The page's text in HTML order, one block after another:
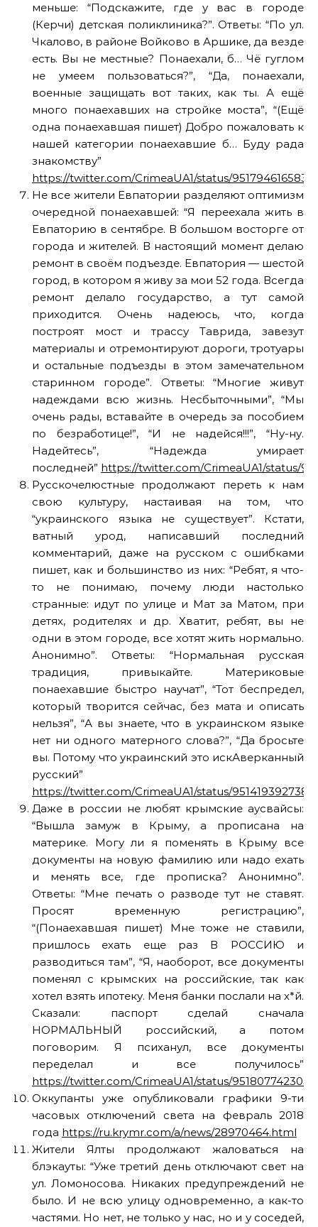
меньше: “Подскажите, где у вас в городе
(Керчи) детская поликлиника?”. Ответы: “По ул.
Чкалово, в районе Войково в Аршике, да везде
есть. Вы не местные? Понаехали, б… Чё гуглом
не умеем пользоваться?”, “Да, понаехали,
военные защищать вот таких, как ты. А ещё
много понаехавших на стройке моста”, “(Ещё
одна понаехавшая пишет) Добро пожаловать к
нашей категории понаехавшие б… Буду рада
знакомству”
https://twitter.com/CrimeaUA1/status/
Не все жители Евпатории разделяют оптимизм
очередной понаехавшей: “Я переехала жить в
Евпаторию в сентябре. В большом восторге от
города и жителей. В настоящий момент делаю
ремонт в своём подъезде. Евпатория — шестой
город, в котором я живу за мои 52 года. Всегда
ремонт делало государство, а тут самой
приходится. Очень надеюсь, что, когда
построят мост и трассу Таврида, завезут
материалы и отремонтируют дороги, тротуары
и остальные подъезды в этом замечательном
старинном городе”. Ответы: “Многие живут
надеждами всю жизнь. Несбыточными”, “Мы
очень рады, вставайте в очередь за пособием
по безработице!”, “И не надейся!!!”, “Ну-ну.
Надейтесь”, “Надежда умирает
последней” https://twitter.com/CrimeaUA1/status/
Русскочелюстные продолжают переть к нам
свою культуру, настаивая на том, что
“украинского языка не существует”. Кстати,
ватный урод, написавший последний
комментарий, даже на русском с ошибками
пишет, как и большинство из них: “Ребят, я что-
то не понимаю, почему люди настолько
странные: идут по улице и Мат за Матом, при
детях, родителях и др. Хватит, ребят, вы не
одни в этом городе, все хотят жить нормально.
Анонимно”. Ответы: “Нормальная русская
традиция, привыкайте. Материковые
понаехавшие быстро научат”, “Тот беспредел,
который творится сейчас, без мата и описать
нельзя”, “А вы знаете, что в украинском языке
нет ни одного матерного слова?”, “Да бросьте
вы. Потому что украинский это искАверканный
русский”
https://twitter.com/CrimeaUA1/status/
Даже в россии не любят крымские аусвайсы:
“Вышла замуж в Крыму, а прописана на
материке. Могу ли я поменять в Крыму все
документы на новую фамилию или надо ехать
и менять все, где прописка? Анонимно”.
Ответы: “Мне печать о разводе тут не ставят.
Просят временную регистрацию”,
“(Понаехавшая пишет) Мне тоже не ставили,
пришлось ехать еще раз В РОССИЮ и
разводиться там”, “Я, наоборот, все документы
поменял с крымских на российские, так как
хотел взять ипотеку. Меня банки послали на х*й.
Сказали: паспорт сделай сначала
НОРМАЛЬНЫЙ российский, а потом
поговорим. Я психанул, все документы
переделал и все получилось”
https://twitter.com/CrimeaUA1/status/
Оккупанты уже опубликовали графики 9-ти
часовых отключений света на февраль 2018
года https://ru.krymr.com/a/news/28970464.html
Жители Ялты продолжают жаловаться на
блэкауты: “Уже третий день отключают свет на
ул. Ломоносова. Никаких предупреждений не
было. И не всю улицу одновременно, а как-то
частями. Но нет, не только у нас, но и у соседей,